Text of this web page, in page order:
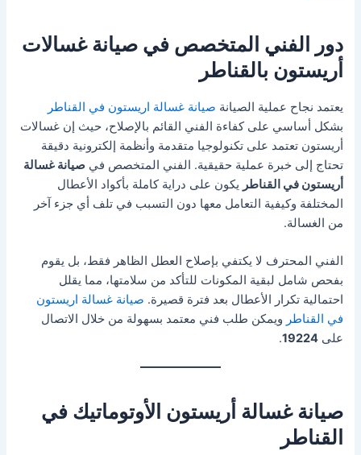
دور الفني المتخصص في صيانة غسالات
أريستون بالقناطر
يعتمد نجاح عملية الصيانة صيانة غسالة اريستون في القناطر
بشكل أساسي على كفاءة الفني القائم بالإصلاح، حيث إن غسالات
أريستون تعتمد على تكنولوجيا متقدمة وأنظمة إلكترونية دقيقة
تحتاج إلى خبرة عملية حقيقية. الفني المتخصص فيصيانة غسالة
أريستون في القناطر يكون على دراية كاملة بأكواد الأعطال
المختلفة وكيفية التعامل معها دون التسبب في تلف أي جزء آخر
من الغسالة.
الفني المحترف لا يكتفي بإصلاح العطل الظاهر فقط، بل يقوم
بفحص شامل لبقية المكونات للتأكد من سلامتها، مما يقلل
احتمالية تكرار الأعطال بعد فترة قصيرة. صيانة غسالة اريستون
في القناطر ويمكن طلب فني معتمد بسهولة من خلال الاتصال
على19224
.
صيانة غسالة أريستون الأوتوماتيك في
القناطر